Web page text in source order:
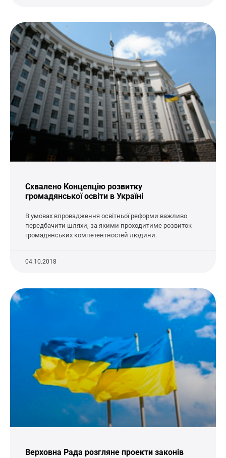
Схвалено Концепцію розвитку
громадянської освіти в Україні
В умовах впровадження освітньої реформи важливо
передбачити шляхи, за якими проходитиме розвиток
громадянських компетентностей людини.
04.10.2018
Верховна Рада розгляне проекти законів